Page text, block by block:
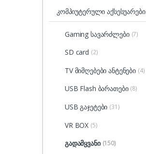
კომპიუტერული აქსესუარები
Gaming სავარძლები (7)
SD card (2)
TV მიმღებები ანტენები (4)
USB Flash ბარათები (8)
USB გაჯეტები (31)
VR BOX (5)
გადამყვანი (150)